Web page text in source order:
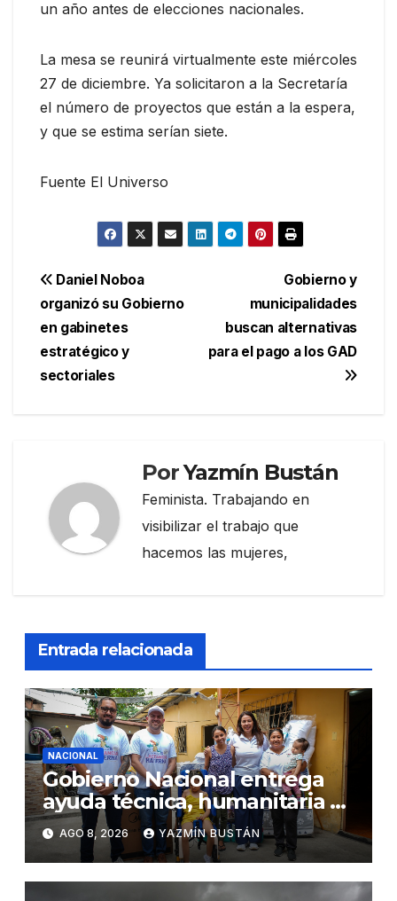
un año antes de elecciones nacionales.
La mesa se reunirá virtualmente este miércoles
27 de diciembre. Ya solicitaron a la Secretaría
el número de proyectos que están a la espera,
y que se estima serían siete.
Fuente El Universo
Navegación
de
entradas
Gobierno y
municipalidades
buscan alternativas
para el pago a los GAD
Daniel Noboa
organizó su Gobierno
en gabinetes
estratégico y
sectoriales
PorYazmín Bustán
Feminista. Trabajando en
visibilizar el trabajo que
hacemos las mujeres,
Entrada relacionada
NACIONAL
Gobierno Nacional entrega
ayuda técnica, humanitaria y
Bono Joaquín Gallegos Lara a
familia en situación de
vulnerabilidad
AGO 8, 2026 YAZMÍN BUSTÁN